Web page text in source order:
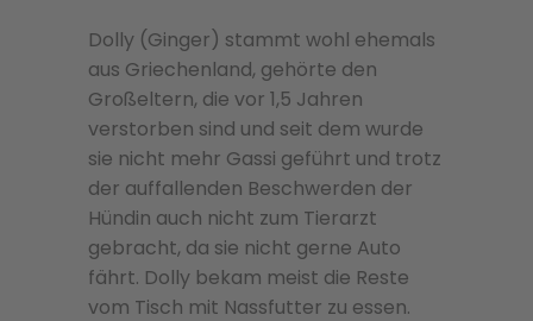
Dolly (Ginger) stammt wohl ehemals
aus Griechenland, gehörte den
Großeltern, die vor 1,5 Jahren
verstorben sind und seit dem wurde
sie nicht mehr Gassi geführt und trotz
der auffallenden Beschwerden der
Hündin auch nicht zum Tierarzt
gebracht, da sie nicht gerne Auto
fährt. Dolly bekam meist die Reste
vom Tisch mit Nassfutter zu essen.